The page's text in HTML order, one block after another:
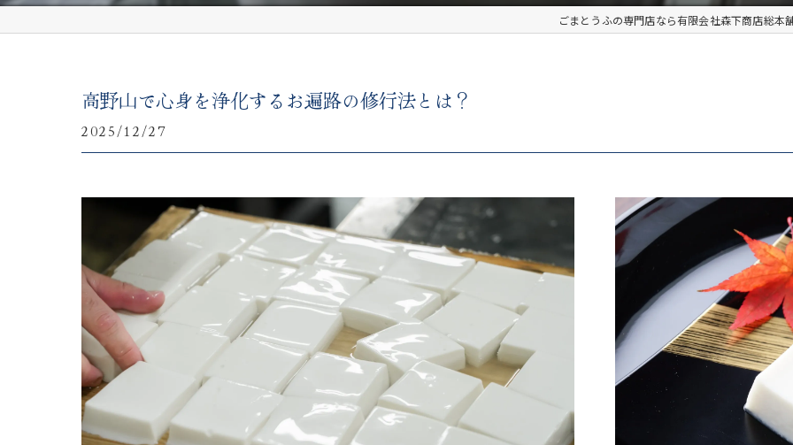
ごまとうふの専門店なら有限会社森下商店総本
高野山で心身を浄化するお遍路の修行法とは？
2025/12/27